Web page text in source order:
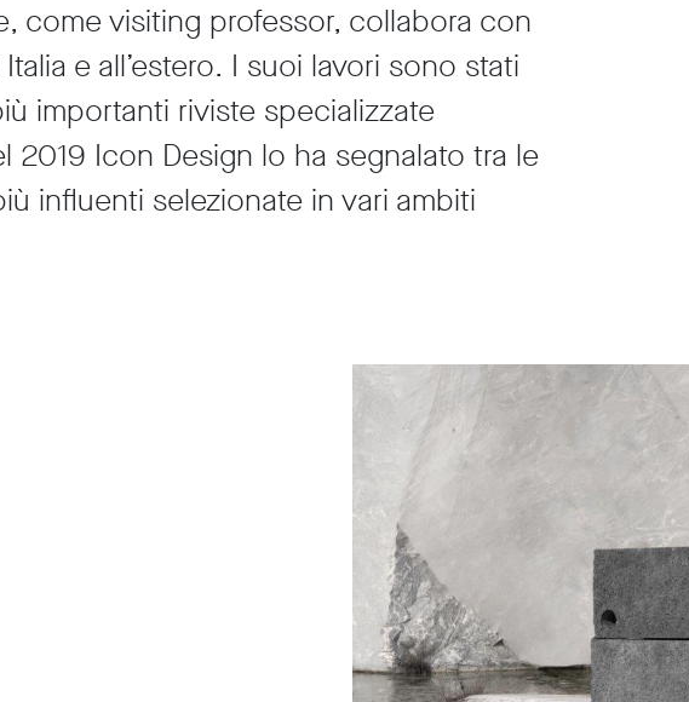
come visiting professor, collabora con
e all’estero. I suoi lavori sono stati
importanti riviste specializzate
2019 Icon Design lo ha segnalato tra le
influenti selezionate in vari ambiti